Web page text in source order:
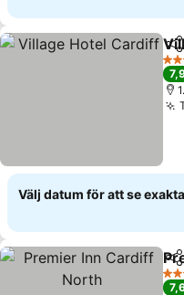
4
Välj datum för att se
3